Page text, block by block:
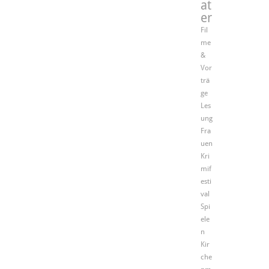
at
er
Fil
me
&
Vor
trä
ge
Les
ung
Fra
uen
Kri
mif
esti
val
Spi
ele
n
Kir
che